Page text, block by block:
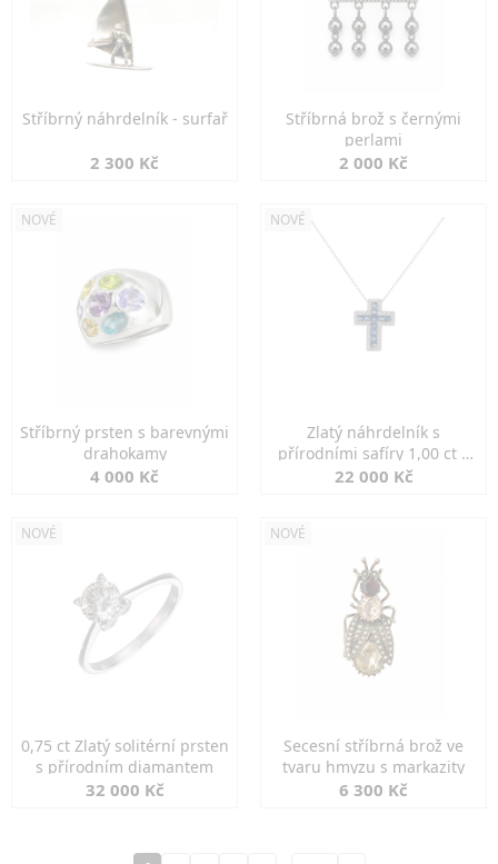
Stříbrný náhrdelník - surfař
2 300 Kč
Stříbrná brož s černými
perlami
2 000 Kč
NOVÉ
Stříbrný prsten s barevnými
drahokamy
4 000 Kč
NOVÉ
Zlatý náhrdelník s
přírodními safíry 1,00 ct a
diamanty
22 000 Kč
NOVÉ
0,75 ct Zlatý solitérní prsten
s přírodním diamantem
32 000 Kč
NOVÉ
Secesní stříbrná brož ve
tvaru hmyzu s markazity
6 300 Kč